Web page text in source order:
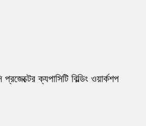
ক্যপাসিটি বিল্ডিং ওয়ার্কশপ